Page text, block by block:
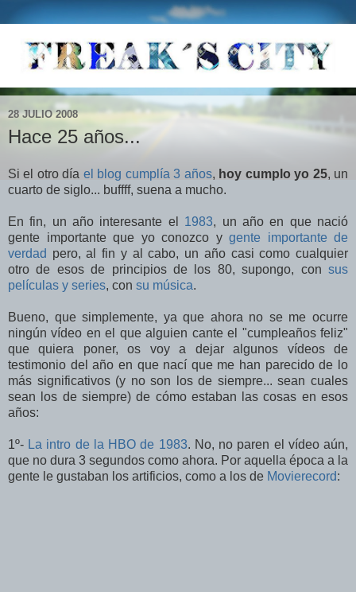
28 JULIO 2008
Hace 25 años...
Si el otro día el blog cumplía 3 años, hoy cumplo yo 25, un
cuarto de siglo... buffff, suena a mucho.
En fin, un año interesante el 1983, un año en que nació
gente importante que yo conozco y gente importante de
verdad pero, al fin y al cabo, un año casi como cualquier
otro de esos de principios de los 80, supongo, con sus
películas y series, con su música.
Bueno, que simplemente, ya que ahora no se me ocurre
ningún vídeo en el que alguien cante el "cumpleaños feliz"
que quiera poner, os voy a dejar algunos vídeos de
testimonio del año en que nací que me han parecido de lo
más significativos (y no son los de siempre... sean cuales
sean los de siempre) de cómo estaban las cosas en esos
años:
1º- La intro de la HBO de 1983. No, no paren el vídeo aún,
que no dura 3 segundos como ahora. Por aquella época a la
gente le gustaban los artificios, como a los de Movierecord: